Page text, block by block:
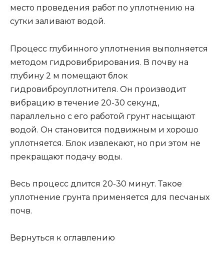
место проведения работ по уплотнению на
сутки заливают водой.
Процесс глубинного уплотнения выполняется
методом гидровибрирования. В почву на
глубину 2 м помещают блок
гидровиброуплотнителя. Он производит
вибрацию в течение 20-30 секунд,
параллельно с его работой грунт насыщают
водой. Он становится подвижным и хорошо
уплотняется. Блок извлекают, но при этом не
прекращают подачу воды.
Весь процесс длится 20-30 минут. Такое
уплотнение грунта применяется для песчаных
почв.
Вернуться к оглавлению